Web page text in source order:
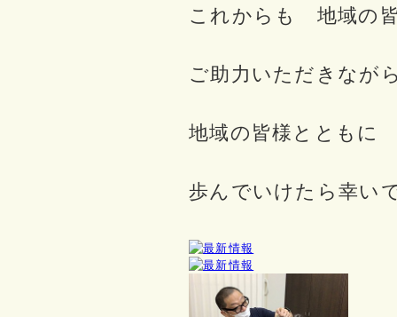
これからも 地域の
ご助力いただきなが
地域の皆様とともに
歩んでいけたら幸い